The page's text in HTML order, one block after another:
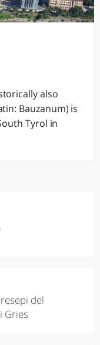
also
Bauzanum) is
Tyrol in
del
Gries